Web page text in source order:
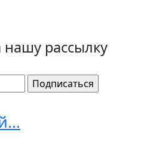
рассылку